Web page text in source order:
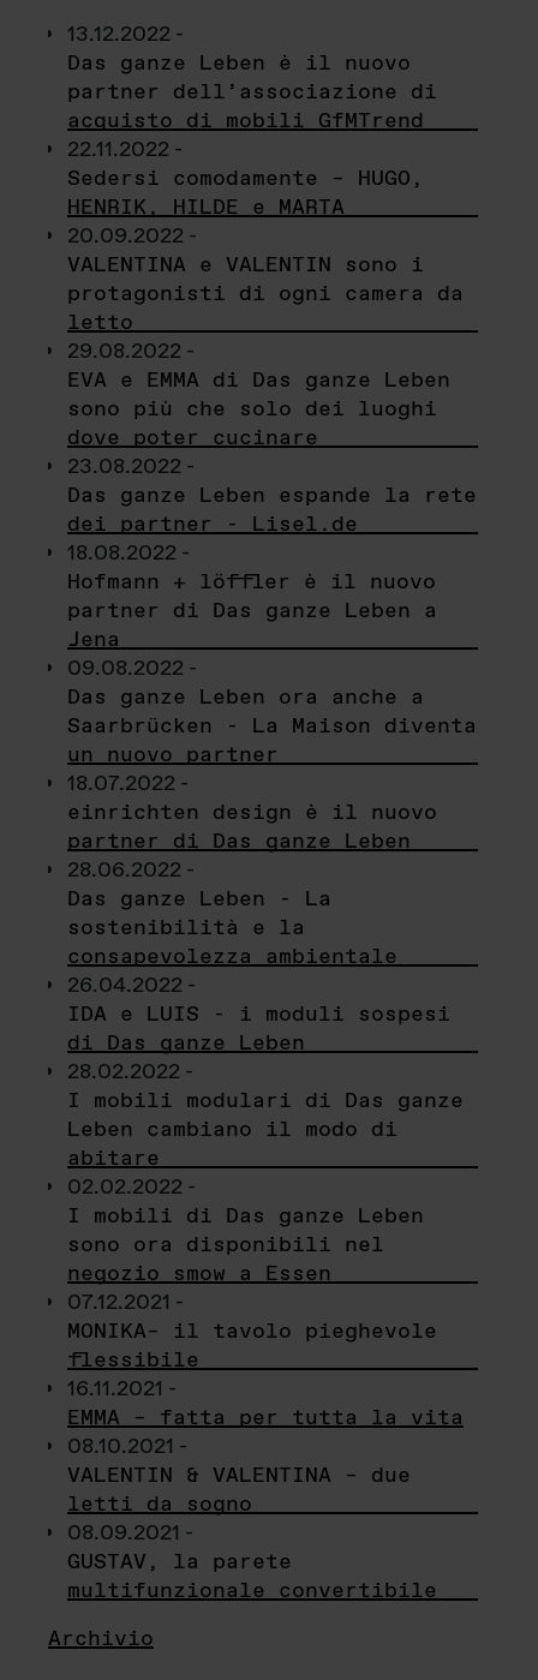
13.12.2022 -
Das ganze Leben è il nuovo
partner dell’associazione di
acquisto di mobili GfMTrend
22.11.2022 -
Sedersi comodamente – HUGO,
HENRIK, HILDE e MARTA
20.09.2022 -
VALENTINA e VALENTIN sono i
protagonisti di ogni camera da
letto
29.08.2022 -
EVA e EMMA di Das ganze Leben
sono più che solo dei luoghi
dove poter cucinare
23.08.2022 -
Das ganze Leben espande la rete
dei partner - Lisel.de
18.08.2022 -
Hofmann + löffler è il nuovo
partner di Das ganze Leben a
Jena
09.08.2022 -
Das ganze Leben ora anche a
Saarbrücken - La Maison diventa
un nuovo partner
18.07.2022 -
einrichten design è il nuovo
partner di Das ganze Leben
28.06.2022 -
Das ganze Leben - La
sostenibilità e la
consapevolezza ambientale
26.04.2022 -
IDA e LUIS - i moduli sospesi
di Das ganze Leben
28.02.2022 -
I mobili modulari di Das ganze
Leben cambiano il modo di
abitare
02.02.2022 -
I mobili di Das ganze Leben
sono ora disponibili nel
negozio smow a Essen
07.12.2021 -
MONIKA– il tavolo pieghevole
flessibile
16.11.2021 -
EMMA – fatta per tutta la vita
08.10.2021 -
VALENTIN & VALENTINA – due
letti da sogno
08.09.2021 -
GUSTAV, la parete
multifunzionale convertibile
Archivio